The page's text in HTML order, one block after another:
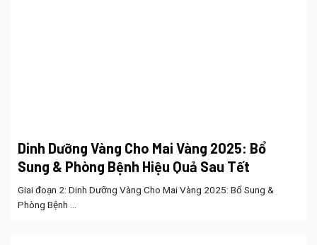
Dinh Dưỡng Vàng Cho Mai Vàng 2025: Bổ
Sung & Phòng Bệnh Hiệu Quả Sau Tết
Giai đoạn 2: Dinh Dưỡng Vàng Cho Mai Vàng 2025: Bổ Sung &
Phòng Bệnh ...